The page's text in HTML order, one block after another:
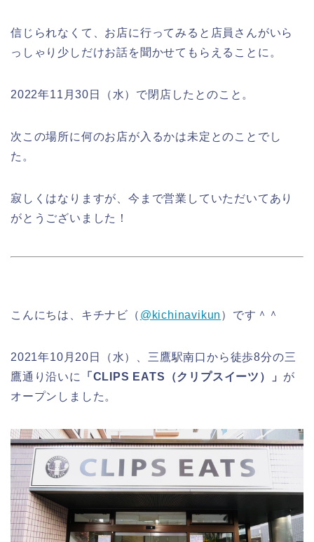
信じられなくて、お店に行ってみると店員さんがいら
っしゃり少しだけお話を聞かせてもらえることに。
2022年11月30日（水）で閉店したとのこと。
次この場所に何のお店が入るかは未定とのことでし
た。
寂しくはなりますが、今まで営業していただいてあり
がとうございました！
こんにちは、キチナビ（ @kichinavikun ）です＾＾
2021年10月20日（水）、三鷹駅南口から徒歩8分の三
鷹通り沿いに
「CLIPS EATS（クリプスイーツ）」 が
オープンしました。